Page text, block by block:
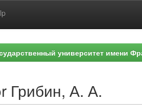
университет имени
Грибин, А. А.